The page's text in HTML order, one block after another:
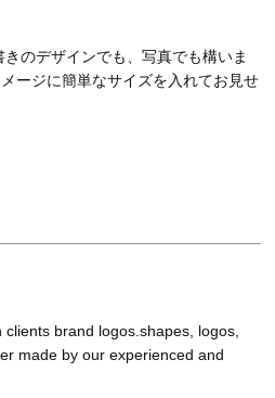
のデザインでも、写真でも構いま
ージに簡単なサイズを入れてお見せ
brand logos.shapes, logos,
made by our experienced and